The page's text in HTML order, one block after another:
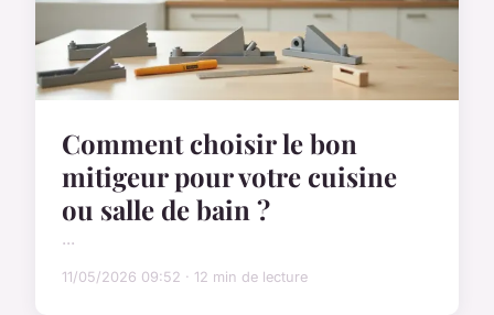
Comment choisir le bon
mitigeur pour votre cuisine
ou salle de bain ?
...
11/05/2026 09:52 · 12 min de lecture